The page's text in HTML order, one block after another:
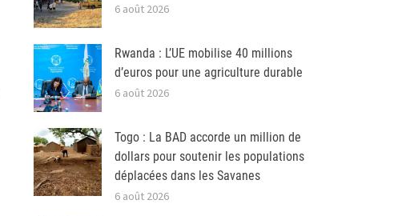
6 août 2026
Rwanda : L’UE mobilise 40 millions
d’euros pour une agriculture durable
6 août 2026
Togo : La BAD accorde un million de
dollars pour soutenir les populations
déplacées dans les Savanes
6 août 2026